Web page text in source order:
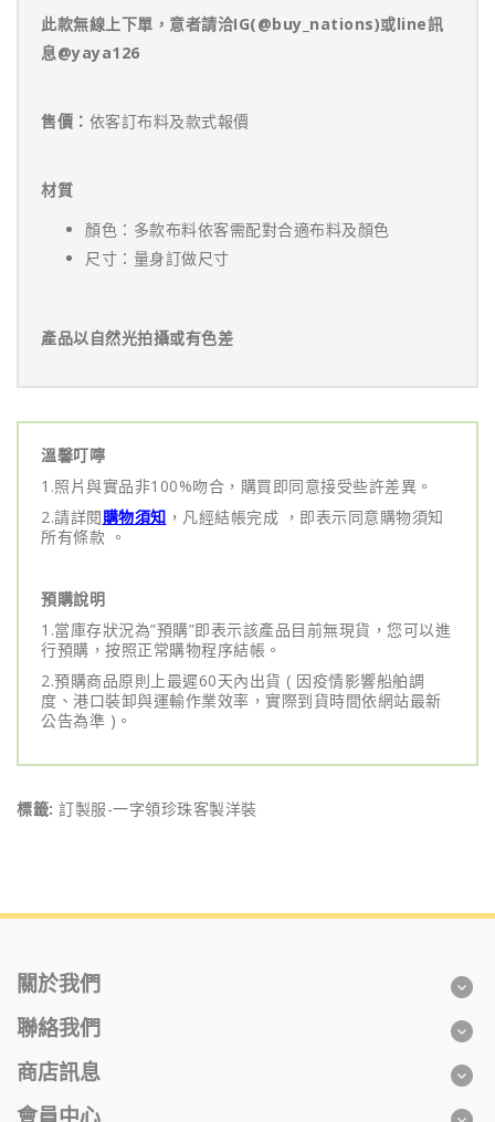
此款無線上下單，意者請洽IG(@buy_nations)或line訊
息@yaya126
售價： 依客訂布料及款式報價
材質
顏色：多款布料依客需配對合適布料及顏色
尺寸：量身訂做尺寸
產品以自然光拍攝或有色差
溫馨叮嚀
1.照片與實品非100%吻合，購買即同意接受些許差異。
2.請詳閱購物須知 ，凡經結帳完成 ，即表示同意購物須知
所有條款 。
預購說明
1.當庫存狀況為”預購”即表示該產品目前無現貨，您可以進
行預購，按照正常購物程序結帳。
2.預購商品原則上最遲60天內出貨 ( 因疫情影響船舶調
度、港口裝卸與運輸作業效率，實際到貨時間依網站最新
公告為準 )。
標籤: 訂製服-一字領珍珠客製洋裝
關於我們
聯絡我們
商店訊息